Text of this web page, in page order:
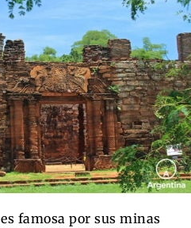
es famosa por sus minas